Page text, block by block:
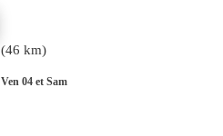
(46 km)
Ven 04 et Sam